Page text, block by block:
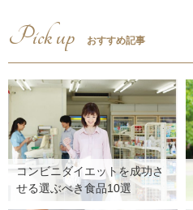
Pick up おすすめ記事
コンビニダイエットを成功さ
せる選ぶべき食品10選